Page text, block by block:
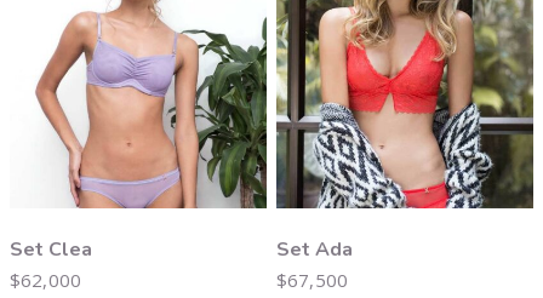
Set Clea
$62,000
Set Ada
$67,500